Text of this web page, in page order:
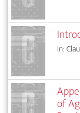
In:
of